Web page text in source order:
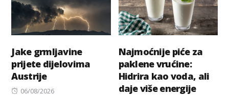
Jake grmljavine
prijete dijelovima
Austrije
Posted
06/08/2026
Najmoćnije piće za
paklene vrućine:
Hidrira kao voda, ali
daje više energije